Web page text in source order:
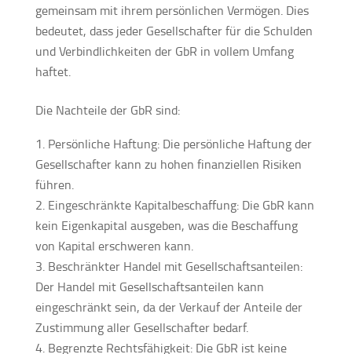
gemeinsam mit ihrem persönlichen Vermögen. Dies
bedeutet, dass jeder Gesellschafter für die Schulden
und Verbindlichkeiten der GbR in vollem Umfang
haftet.
Die Nachteile der GbR sind:
Persönliche Haftung: Die persönliche Haftung der
Gesellschafter kann zu hohen finanziellen Risiken
führen.
Eingeschränkte Kapitalbeschaffung: Die GbR kann
kein Eigenkapital ausgeben, was die Beschaffung
von Kapital erschweren kann.
Beschränkter Handel mit Gesellschaftsanteilen:
Der Handel mit Gesellschaftsanteilen kann
eingeschränkt sein, da der Verkauf der Anteile der
Zustimmung aller Gesellschafter bedarf.
Begrenzte Rechtsfähigkeit: Die GbR ist keine